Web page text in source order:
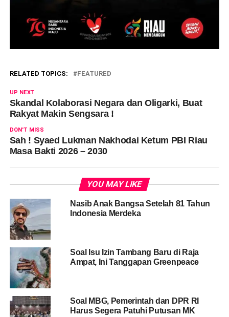
RELATED TOPICS: FEATURED
UP NEXT
Skandal Kolaborasi Negara dan Oligarki, Buat
Rakyat Makin Sengsara !
DON'T MISS
Sah ! Syaed Lukman Nakhodai Ketum PBI Riau
Masa Bakti 2026 – 2030
YOU MAY LIKE
Nasib Anak Bangsa Setelah 81 Tahun
Indonesia Merdeka
Soal Isu Izin Tambang Baru di Raja
Ampat, Ini Tanggapan Greenpeace
Soal MBG, Pemerintah dan DPR RI
Harus Segera Patuhi Putusan MK